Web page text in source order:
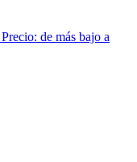
Precio: de más bajo a